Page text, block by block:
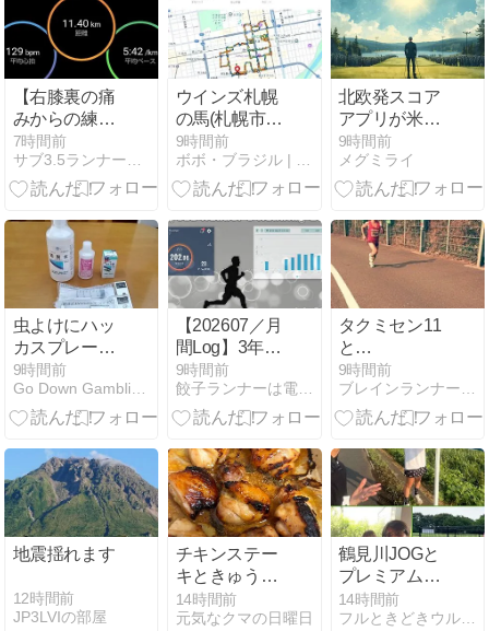
機応変に17km
【右膝裏の痛
みからの練習
再開様子見ラ
ン】65分jog
7時間前
サブ3.5ランナー駿介の駿足ラン日記
ウインズ札幌
の馬(札幌市中
央区)完走しま
した
9時間前
ボボ・ブラジル | 日々是好日
北欧発スコア
アプリが米
YouTuber提携
でユーザー倍
増 ── クリエ
攻略法
9時間前
メグミライ
虫よけにハッ
カスプレー手
作り
9時間前
Go Down Gamblin' ver.6
【202607／月
間Log】3年ぶ
りに月間
200kmを突
破。それでも
い理由
9時間前
餃子ランナーは電子機器の夢を見るか？
タクミセン11
と
YURENIKUIPOKKE
レビュー
9時間前
ブレインランナーズのマラソン日記
地震揺れます
12時間前
JP3LVIの部屋
チキンステー
キときゅうり
のわさび漬け
14時間前
元気なクマの日曜日
鶴見川JOGと
プレミアムカ
ルビ食べ飲み
放題とドッグ
14時間前
フルときどきウルトラマラソン★